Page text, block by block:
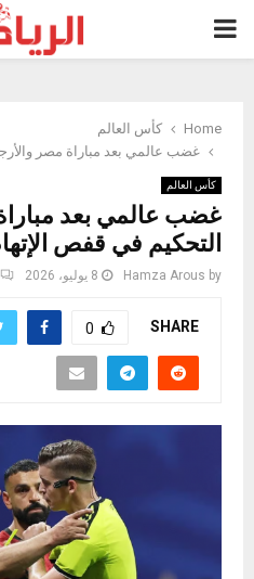
PRIMARY
Home
كأس العالم
غضب عالمي بعد مباراة مصر
كأس العالم
غضب عالمي بعد
التحكيم في قفص
by
Hamza Arous 8 يوليو، 2026
SHARE
0